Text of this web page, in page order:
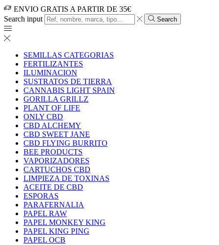
ENVIO GRATIS A PARTIR DE 35€
Search input
Search
SEMILLAS CATEGORIAS
FERTILIZANTES
ILUMINACION
SUSTRATOS DE TIERRA
CANNABIS LIGHT SPAIN
GORILLA GRILLZ
PLANT OF LIFE
ONLY CBD
CBD ALCHEMY
CBD SWEET JANE
CBD FLYING BURRITO
BEE PRODUCTS
VAPORIZADORES
CARTUCHOS CBD
LIMPIEZA DE TOXINAS
ACEITE DE CBD
ESPORAS
PARAFERNALIA
PAPEL RAW
PAPEL MONKEY KING
PAPEL KING PING
PAPEL OCB